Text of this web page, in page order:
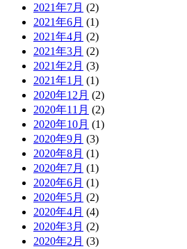
2021年7月 (2)
2021年6月 (1)
2021年4月 (2)
2021年3月 (2)
2021年2月 (3)
2021年1月 (1)
2020年12月 (2)
2020年11月 (2)
2020年10月 (1)
2020年9月 (3)
2020年8月 (1)
2020年7月 (1)
2020年6月 (1)
2020年5月 (2)
2020年4月 (4)
2020年3月 (2)
2020年2月 (3)